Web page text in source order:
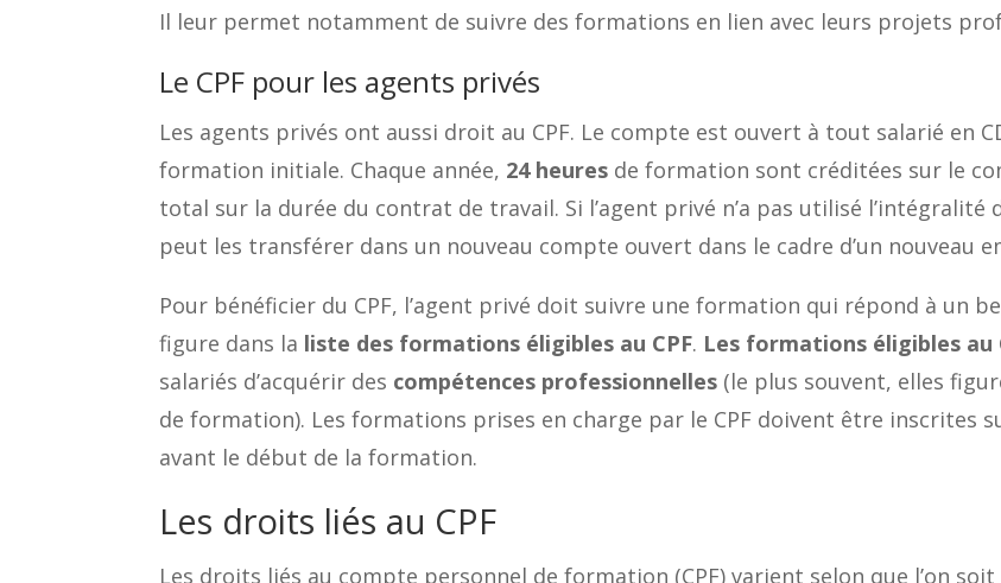
Il leur permet notamment de suivre des formations en lien avec leurs projets
Le CPF pour les agents privés
Les agents privés ont aussi droit au CPF. Le compte est ouvert à tout salarié en
formation initiale. Chaque année, 24 heures de formation sont créditées sur le
total sur la durée du contrat de travail. Si l’agent privé n’a pas utilisé
peut les transférer dans un nouveau compte ouvert dans le cadre d’un nouveau
Pour bénéficier du CPF, l’agent privé doit suivre une formation qui répond à un
figure dans la liste des formations éligibles au CPF. Les formations éligibles au
salariés d’acquérir des compétences professionnelles (le plus souvent, elles
de formation). Les formations prises en charge par le CPF doivent être inscrites
avant le début de la formation.
Les droits liés au CPF
Les droits liés au compte personnel de formation (CPF) varient selon que l’on soit